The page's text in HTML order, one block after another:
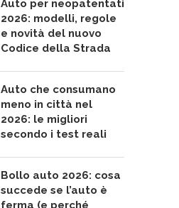
Auto per neopatentati
2026: modelli, regole
e novità del nuovo
Codice della Strada
Auto che consumano
meno in città nel
2026: le migliori
secondo i test reali
Bollo auto 2026: cosa
succede se l’auto è
ferma (e perché